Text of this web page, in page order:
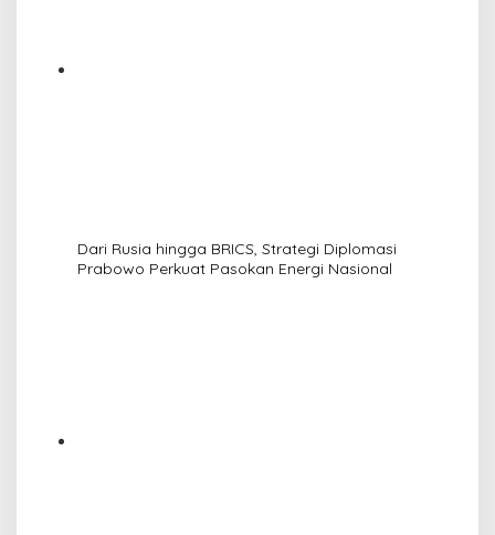
Dari Rusia hingga BRICS, Strategi Diplomasi
Prabowo Perkuat Pasokan Energi Nasional